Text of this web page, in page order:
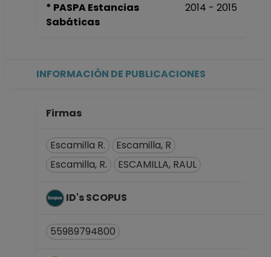
Investigaciones en
registros en el SIIA)
hasta 15-07-2008
* PASPA Estancias
Sabáticas
2014 - 2015
INFORMACIÓN DE PUBLICACIONES
Firmas
Escamilla R.
Escamilla, R
Escamilla, R.
ESCAMILLA, RAUL
ID's SCOPUS
55989794800